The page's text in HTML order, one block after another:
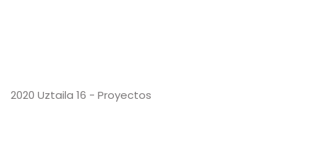
2020 Uztaila 16 - Proyectos